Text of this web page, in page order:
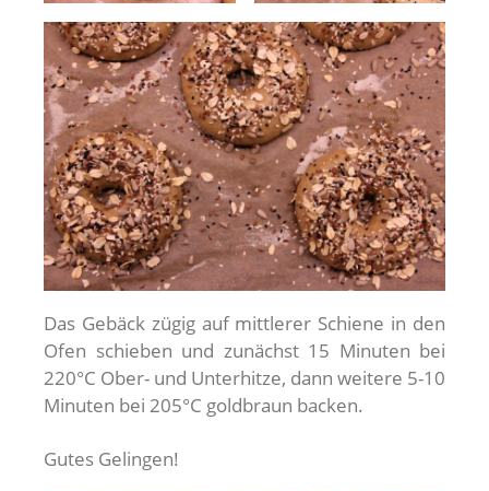
Das Gebäck zügig auf mittlerer Schiene in den
Ofen schieben und zunächst 15 Minuten bei
220°C Ober- und Unterhitze, dann weitere 5-10
Minuten bei 205°C goldbraun backen.
Gutes Gelingen!